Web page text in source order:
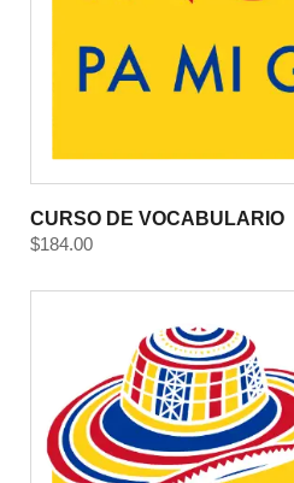
CURSO DE VOCABULARIO
$184.00